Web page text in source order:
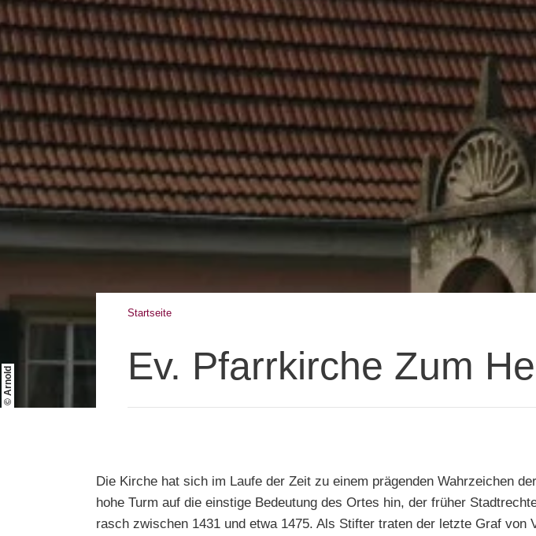
© Arnold
Startseite
Ev. Pfarrkirche Zum
Die Kirche hat sich im Laufe der Zeit zu einem prägenden Wahrzeichen
hohe Turm auf die einstige Bedeutung des Ortes hin, der früher
rasch zwischen 1431 und etwa 1475. Als Stifter traten der letzte Graf